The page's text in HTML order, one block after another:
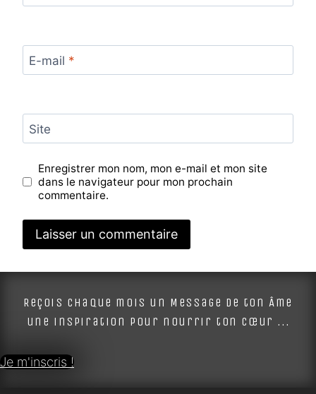
E-mail *
Site
Enregistrer mon nom, mon e-mail et mon site
dans le navigateur pour mon prochain
commentaire.
Alternative:
Reçois chaque mois un Message de ton Âme
une inspiration pour nourrir ton cœur ...
Je m'inscris !